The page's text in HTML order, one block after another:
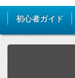
初心者ガイド